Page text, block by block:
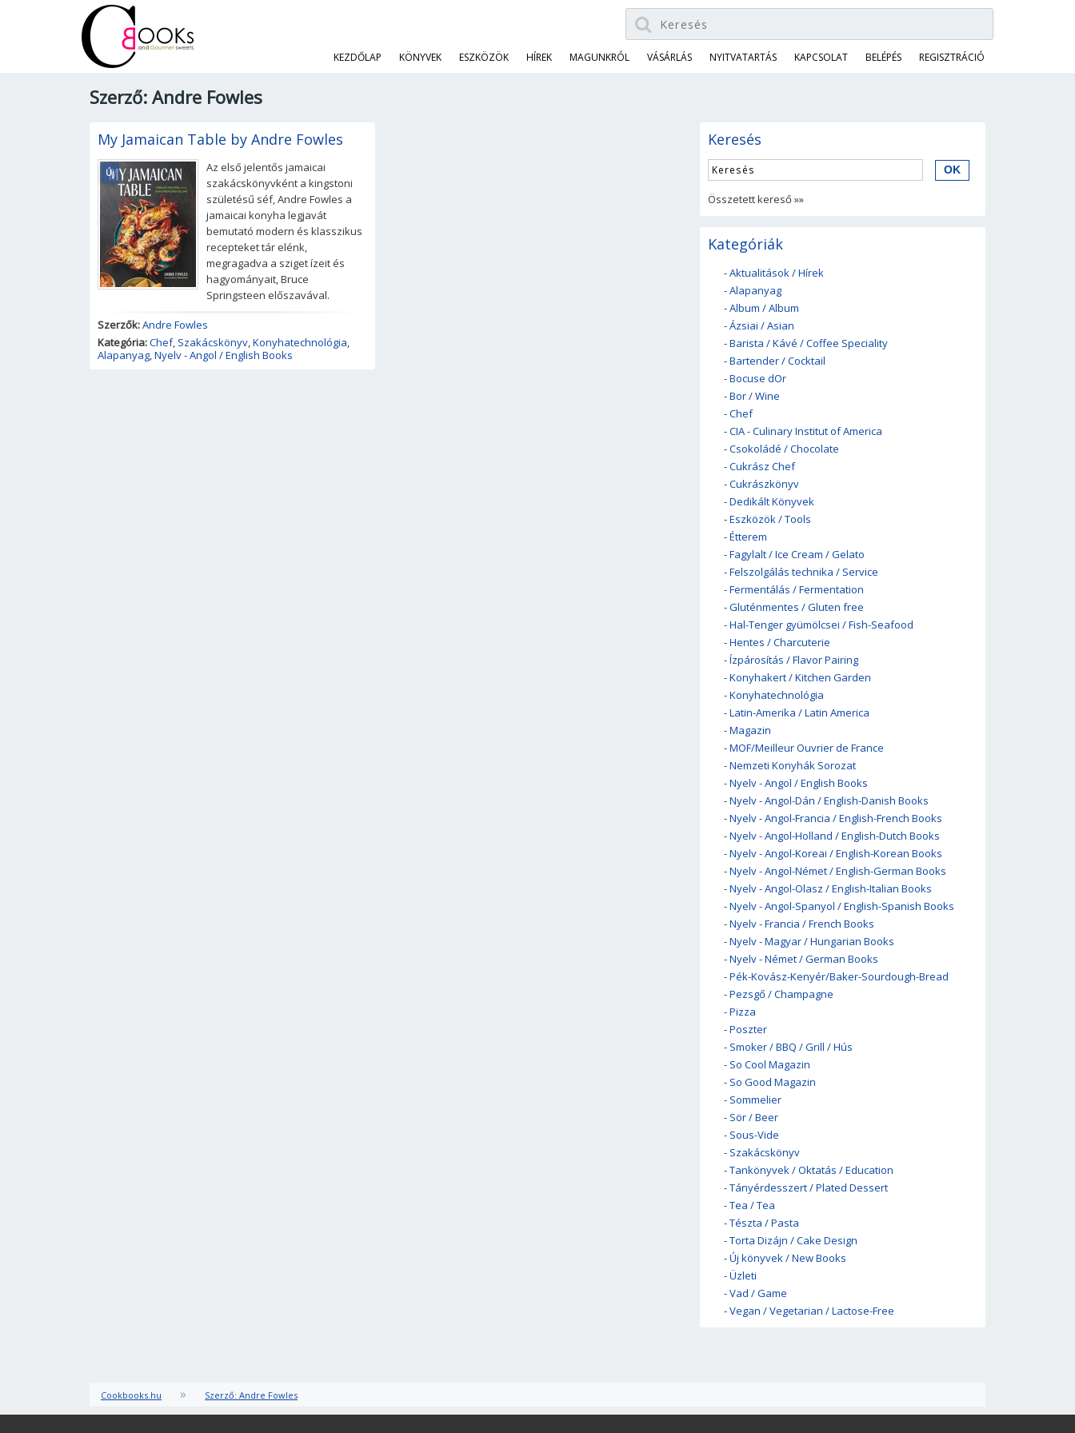
KEZDŐLAP KÖNYVEK ESZKÖZÖK HÍREK MAGUNKRÓL VÁSÁRLÁS NYITVATARTÁS KAPCSOLAT BELÉPÉS REGISZTRÁCIÓ
Szerző: Andre Fowles
My Jamaican Table by Andre Fowles
Új
Az első jelentős jamaicai
szakácskönyvként a kingstoni
születésű séf, Andre Fowles a
jamaicai konyha legjavát
bemutató modern és klasszikus
recepteket tár elénk,
megragadva a sziget ízeit és
hagyományait, Bruce
Springsteen előszavával.
Szerzők:Andre Fowles
Kategória:Chef, Szakácskönyv,Konyhatechnológia,
Alapanyag,Nyelv - Angol / English Books
Keresés
Összetett kereső »»
Kategóriák
-Aktualitások / Hírek
-Alapanyag
-Album / Album
-Ázsiai / Asian
-Barista / Kávé / Coffee Speciality
-Bartender / Cocktail
-Bocuse dOr
-Bor / Wine
-Chef
-CIA - Culinary Institut of America
-Csokoládé / Chocolate
-Cukrász Chef
-Cukrászkönyv
-Dedikált Könyvek
-Eszközök / Tools
-Étterem
-Fagylalt / Ice Cream / Gelato
-Felszolgálás technika / Service
-Fermentálás / Fermentation
-Gluténmentes / Gluten free
-Hal-Tenger gyümölcsei / Fish-Seafood
-Hentes / Charcuterie
-Ízpárosítás / Flavor Pairing
-Konyhakert / Kitchen Garden
-Konyhatechnológia
-Latin-Amerika / Latin America
-Magazin
-MOF/Meilleur Ouvrier de France
-Nemzeti Konyhák Sorozat
-Nyelv - Angol / English Books
-Nyelv - Angol-Dán / English-Danish Books
-Nyelv - Angol-Francia / English-French Books
-Nyelv - Angol-Holland / English-Dutch Books
-Nyelv - Angol-Koreai / English-Korean Books
-Nyelv - Angol-Német / English-German Books
-Nyelv - Angol-Olasz / English-Italian Books
-Nyelv - Angol-Spanyol / English-Spanish Books
-Nyelv - Francia / French Books
-Nyelv - Magyar / Hungarian Books
-Nyelv - Német / German Books
-Pék-Kovász-Kenyér/Baker-Sourdough-Bread
-Pezsgő / Champagne
-Pizza
-Poszter
- Smoker / BBQ / Grill / Hús
- So Cool Magazin
- So Good Magazin
- Sommelier
- Sör / Beer
- Sous-Vide
- Szakácskönyv
-Tankönyvek / Oktatás / Education
-Tányérdesszert / Plated Dessert
-Tea / Tea
-Tészta / Pasta
-Torta Dizájn / Cake Design
-Új könyvek / New Books
-Üzleti
-Vad / Game
-Vegan / Vegetarian / Lactose-Free
Cookbooks.hu » Szerző: Andre Fowles